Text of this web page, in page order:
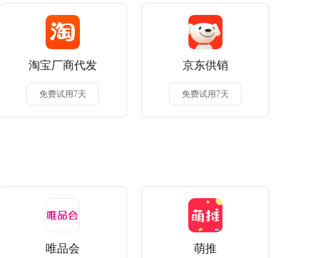
淘宝厂商代发
免费试用7天
京东供销
免费试用7天
唯品会 萌推